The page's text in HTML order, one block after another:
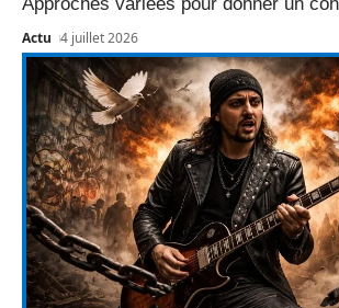
Approches variées pour donner un
Actu 4 juillet 2026